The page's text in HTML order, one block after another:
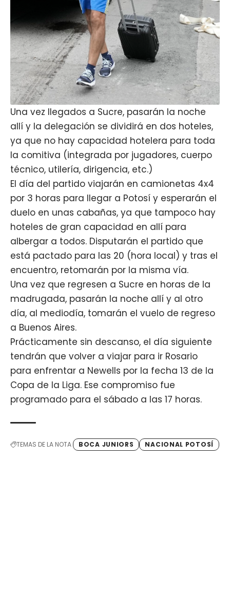
Una vez llegados a Sucre, pasarán la noche
allí y la delegación se dividirá en dos hoteles,
ya que no hay capacidad hotelera para toda
la comitiva (integrada por jugadores, cuerpo
técnico, utilería, dirigencia, etc.)
El día del partido viajarán en camionetas 4x4
por 3 horas para llegar a Potosí y esperarán el
duelo en unas cabañas, ya que tampoco hay
hoteles de gran capacidad en allí para
albergar a todos. Disputarán el partido que
está pactado para las 20 (hora local) y tras el
encuentro, retomarán por la misma vía.
Una vez que regresen a Sucre en horas de la
madrugada, pasarán la noche allí y al otro
día, al mediodía, tomarán el vuelo de regreso
a Buenos Aires.
Prácticamente sin descanso, el día siguiente
tendrán que volver a viajar para ir Rosario
para enfrentar a Newells por la fecha 13 de la
Copa de la Liga. Ese compromiso fue
programado para el sábado a las 17 horas.
TEMAS DE LA NOTA BOCA JUNIORS NACIONAL POTOSÍ